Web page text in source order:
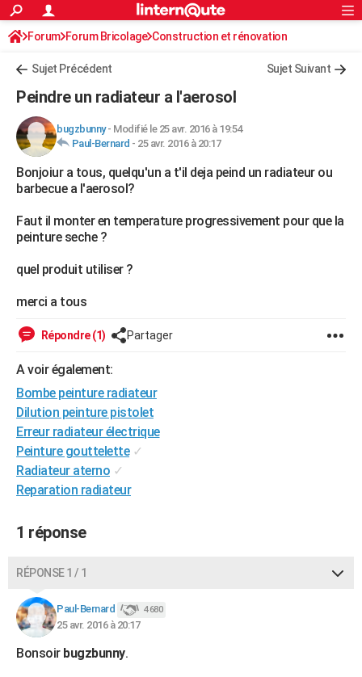
ACTUALITÉS
Politique
Société
Faits Divers
Education
Monde
Villes
+
FINANCE
Retraite
Impôts
Epargne
Immobilier
Risques naturels par ville
Banque
Assurance
Crédit
AUTO
Essais
Réserver un essai
Citadines
Berlines
SUV
Forum auto
+HIGH-TECH
BRICOLAGE
Forum
Aménagement intérieur
Extérieur
Cuisine
Salle de bains
Jardinage
Rangement
Guides de France
Escapades
Patrimoine
Expositions
Musées
Week-end nature
Alimentation
Guide de la santé
Maladies
Médicaments
Sommeil
Destinations
City break
Voyage nature
Voyage de noces
Forum
Climat
+
GUIDES D'ACHAT
BONS PLANS
CARTE DE VOEUX
Dictionnaire
Biographies
Citations
Expressions
Proverbes
PROGRAMME TV
COPAINS D'AVANT
S'inscrire
Se connecter
Lycées
Collèges
Primaires
Universités
Entreprises
Service militaire
Avis de recherche
AVIS DE DÉCÈS
Rechercher
S'inscrire
Connexion
Forum Forum Bricolage Construction et rénovation
Peinture, Vernis, Tapissserie
Sujet Précédent Sujet Suivant
Peindre un radiateur a l'aerosol
bugzbunny- Modifié le 25 avr. 2016 à 19:54
Paul-Bernard - 25 avr. 2016 à 20:17
Bonjoiur a tous, quelqu'un a t'il deja peind un radiateur ou
barbecue a l'aerosol?
Faut il monter en temperature progressivement pour que la
peinture seche ?
quel produit utiliser ?
merci a tous
Répondre (1) Partager
A voir également:
Bombe peinture radiateur
Dilution peinture pistolet
Erreur radiateur électrique
Peinture gouttelette ✓
Radiateur aterno ✓
Reparation radiateur
1 réponse
RÉPONSE 1 / 1
Paul-Bernard 4 680
25 avr. 2016 à 20:17
Bonsoir bugzbunny.